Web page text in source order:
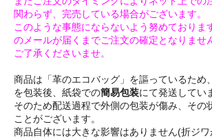
関わらず、完売している場合がございます。
このような事態にならないよう努めておりま
のメールが届くまでご注文の確定となりませ
ご了承くださいませ。
商品は「革のエコバッグ」を謳っているため
を包装後、紙袋での簡易包装にて発送してい
そのため配送過程で外側の包装が傷み、その
ことがございます。
商品自体には大きな影響はありません(折ジ